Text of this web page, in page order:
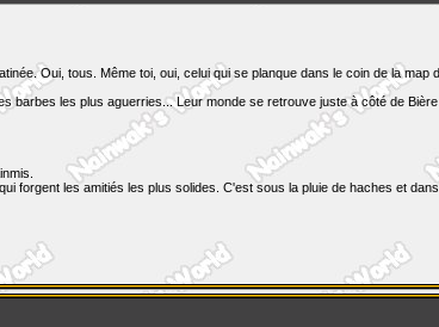
Oui, tous. Même toi, oui, celui qui se planque dans le coin de la map
les plus aguerries... Leur monde se retrouve juste à côté de
les amitiés les plus solides. C'est sous la pluie de haches et